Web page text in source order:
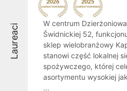
Laureaci
W centrum
Świdnickiej 52,
sklep wielobranżowy
stanowi część lokalnej
spożywczego, której
asortymentu wysokiej
...